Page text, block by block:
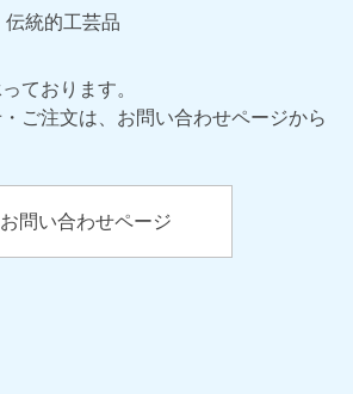
伝統的工芸品
ております。
ご注文は、お問い合わせページから
お問い合わせページ